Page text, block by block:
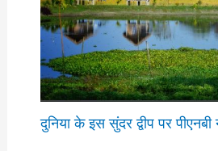
दुनिया के इस सुंदर द्वीप पर